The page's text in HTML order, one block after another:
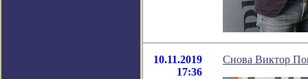
10.11.2019
17:36
Снова Виктор